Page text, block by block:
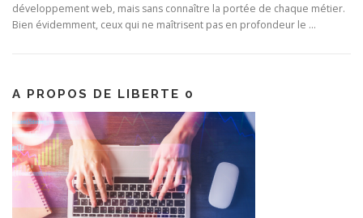
développement web, mais sans connaître la portée de chaque métier.
Bien évidemment, ceux qui ne maîtrisent pas en profondeur le …
A PROPOS DE LIBERTE 0